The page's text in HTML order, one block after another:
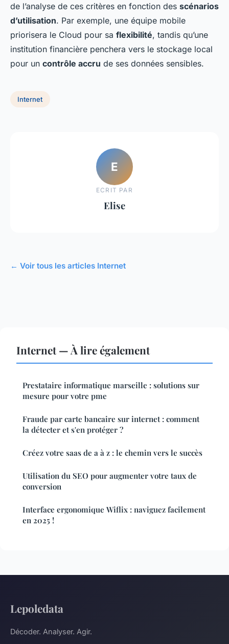
de l’analyse de ces critères en fonction des scénarios
d’utilisation. Par exemple, une équipe mobile
priorisera le Cloud pour sa flexibilité, tandis qu’une
institution financière penchera vers le stockage local
pour un contrôle accru de ses données sensibles.
Internet
E
ECRIT PAR
Elise
← Voir tous les articles Internet
Internet — À lire également
Prestataire informatique marseille : solutions sur
mesure pour votre pme
Fraude par carte bancaire sur internet : comment
la détecter et s'en protéger ?
Créez votre saas de a à z : le chemin vers le succès
Utilisation du SEO pour augmenter votre taux de
conversion
Interface ergonomique Wiflix : naviguez facilement
en 2025 !
Lepoledata
Décoder. Analyser. Agir.